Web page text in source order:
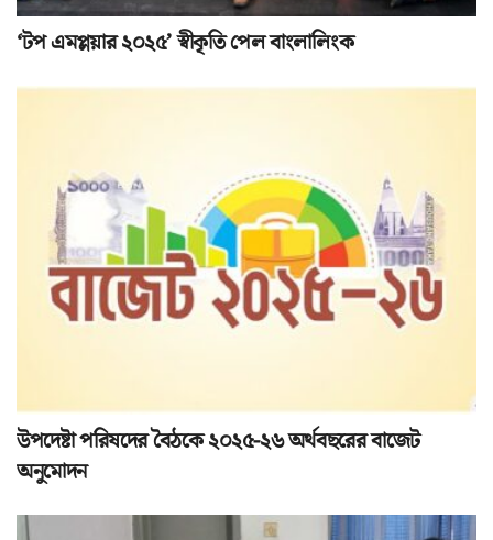
‘টপ এমপ্লয়ার ২০২৫’ স্বীকৃতি পেল বাংলালিংক
উপদেষ্টা পরিষদের বৈঠকে ২০২৫-২৬ অর্থবছরের বাজেট
অনুমোদন